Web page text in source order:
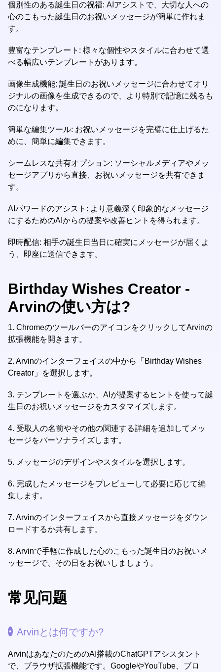
個別性のある誕生日の祝福: AIアシストで、大切な人への
心のこもった誕生日のお祝いメッセージが簡単に作れま
す。
豊富なテンプレート: 様々な個性やスタイルに合わせて選
べる幅広いテンプレートがあります。
画像生成機能: 誕生日のお祝いメッセージに合わせてオリ
ジナルの画像を生成できるので、より特別で記憶に残るも
のになります。
簡単な編集ツール: お祝いメッセージを完璧に仕上げるた
めに、簡単に編集できます。
シームレスな共有オプション: ソーシャルメディアやメッ
セージアプリから直接、お祝いメッセージを共有できま
す。
AIパワードのアシスト: より意義深く印象的なメッセージ
にするためのAIからの提案や改善ヒントを得られます。
即時配信: 相手の誕生日当日に確実にメッセージが届くよ
う、即座に送信できます。
Birthday Wishes Creator -
Arvinの使い方は?
1. ChromeのツールバーのアイコンをクリックしてArvinの
拡張機能を開きます。
2. Arvinのインターフェイスの中から「Birthday Wishes
Creator」を選択します。
3. テンプレートを選ぶか、AIが提案するヒントを使って誕
生日のお祝いメッセージをカスタマイズします。
4. 受取人の名前やその他の関連する詳細を追加してメッ
セージをパーソナライズします。
5. メッセージのデザインやスタイルを選択します。
6. 完成したメッセージをプレビューして必要に応じて編
集します。
7. Arvinのインターフェイスから直接メッセージをダウン
ロードするか共有します。
8. Arvinで手軽に作成した心のこもった誕生日のお祝いメ
ッセージで、その日をお祝いしましょう。
常见问题
Arvinとは何ですか?
ArvinはあなたのためのAI搭載のChatGPTアシスタント
で、ブラウザ拡張機能です。GoogleやYouTube、ブロ